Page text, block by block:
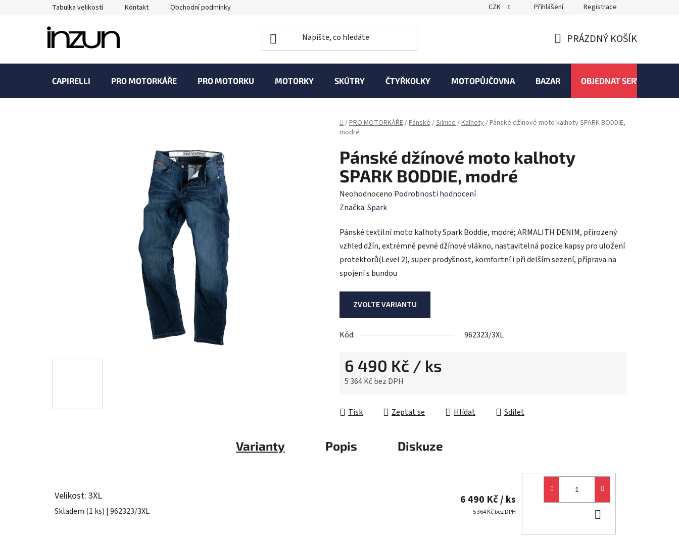
Tabulka velikostí Kontakt Obchodní podmínky CZK Přihlášení Registrace
KOŠÍK
PRÁZDNÝ KOŠÍK
CAPIRELLI PRO MOTORKÁŘE PRO MOTORKU MOTORKY SKÚTRY ČTYŘKOLKY MOTOPŮJČOVNA BAZAR OBJEDNAT SERVIS
Domů
/PRO MOTORKÁŘE/Pánské/Silnice/Kalhoty/Pánské džínové moto kalhoty SPARK BODDIE,
modré
Pánské džínové moto kalhoty
SPARK BODDIE, modré
Průměrné
hodnocení
je
0,0
z
5
hvězdiček.
Neohodnoceno Podrobnosti hodnocení
Značka:Spark
Pánské textilní moto kalhoty Spark Boddie, modré; ARMALITH DENIM, přirozený
vzhled džín, extrémně pevné džínové vlákno, nastavitelná pozice kapsy pro uložení
protektorů(Level 2), super prodyšnost, komfortní i při delším sezení, příprava na
spojení s bundou
ZVOLTE VARIANTU
Kód: 962323/3XL
6 490 Kč / ks
5 364 Kč bez DPH
Tisk
Zeptat se Hlídat Sdílet
Varianty Popis Diskuze
Velikost: 3XL
Skladem (1 ks) | 962323/3XL
6 490 Kč/ ks
5 364 Kč bez DPH
KOŠÍKU